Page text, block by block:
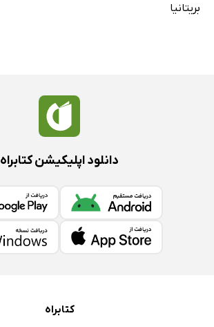
بریتانیا
دانلود اپلیکیشن کتابراه
کتابراه